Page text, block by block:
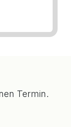
Termin.